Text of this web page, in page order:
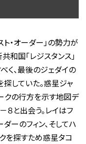
・オーダー」の勢力が
和国「レジスタンス」
く、最後のジェダイの
していた。惑星ジャ
クの行方を示す地図デ
８と出会う。レイはフ
ーのフィン、そしてハ
を探すため惑星タコ